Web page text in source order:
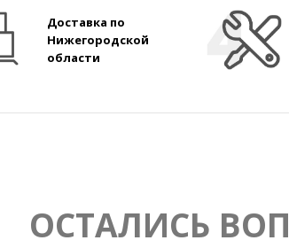
Доставка по
Нижегородской
области
ОСТАЛИСЬ